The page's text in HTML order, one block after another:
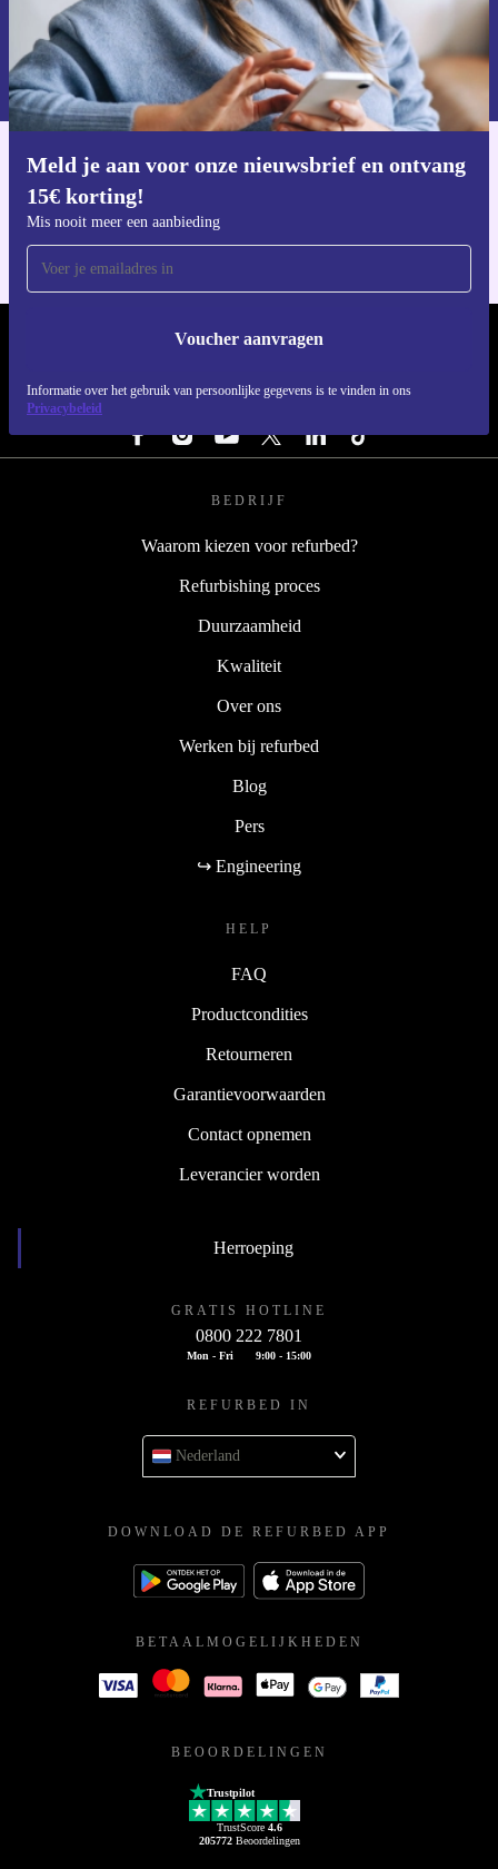
Meld je aan voor onze nieuwsbrief en ontvang
15€ korting!
Mis nooit meer een aanbieding
Voucher aanvragen
Informatie over het gebruik van persoonlijke gegevens is te vinden in ons
Privacybeleid
Voucher aanvragen
Informatie over het gebruik van persoonsgegevens vind je in ons
privacybeleid
Download de refurbed app
REFURBED NEDERLAND - RETHINK NEW.
VOLG ONS
BEDRIJF
Waarom kiezen voor refurbed?
Refurbishing proces
Duurzaamheid
Kwaliteit
Over ons
Werken bij refurbed
Blog
Pers
↪ Engineering
HELP
FAQ
Productcondities
Retourneren
Garantievoorwaarden
Contact opnemen
Leverancier worden
Herroeping
GRATIS HOTLINE
0800 222 7801
Mon - Fri 9:00 - 15:00
REFURBED IN
Nederland
DOWNLOAD DE REFURBED APP
BETAALMOGELIJKHEDEN
BEOORDELINGEN
Trustpilot
TrustScore 4.6
205772Beoordelingen